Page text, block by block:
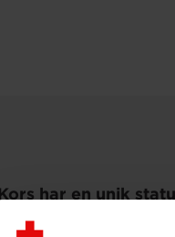
har en unik
med baggrund i